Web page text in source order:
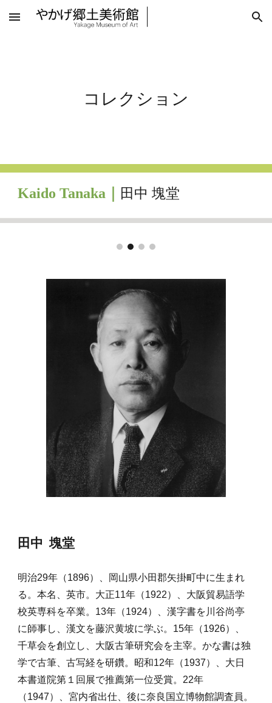
Skip to main content Skip to navigation
コレクション
Kaido Tanaka｜ 田中 塊堂
田中  塊堂
明治29年（1896）、岡山県小田郡矢掛町中に生まれ
る。本名、英市。大正11年（1922）、大阪貿易語学
校英専科を卒業。13年（1924）、漢字書を川谷尚亭
に師事し、漢文を藤沢黄坡に学ぶ。15年（1926）、
千草会を創立し、大阪古筆研究会を主宰。かな書は独
学で古筆、古写経を研鑽。昭和12年（1937）、大日
本書道院第１回展で推薦第一位受賞。22年
（1947）、宮内省出仕、後に奈良国立博物館調査員。